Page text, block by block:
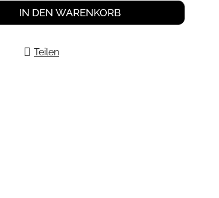
IN DEN WARENKORB
Teilen